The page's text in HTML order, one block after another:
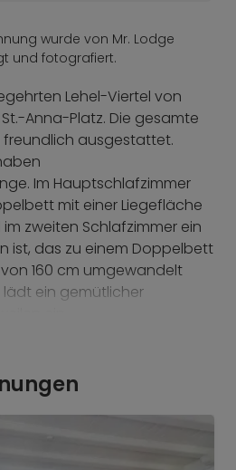
wurde von Mr. Lodge
und fotografiert.
Lehel-Viertel von
Anna-Platz. Die gesamte
ausgestattet.
Im Hauptschlafzimmer
mit einer Liegefläche
zweiten Schlafzimmer ein
ist, das zu einem Doppelbett
160 cm umgewandelt
ein gemütlicher
wie der
Garten und der Nähe
und kulturelle
Nähe zur U-
dieses Zuhause zum